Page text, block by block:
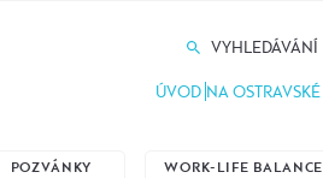
VYHLEDÁVÁNÍ
ÚVOD NA OSTRAVSKÉ
POZVÁNKY WORK-LIFE BALANCE